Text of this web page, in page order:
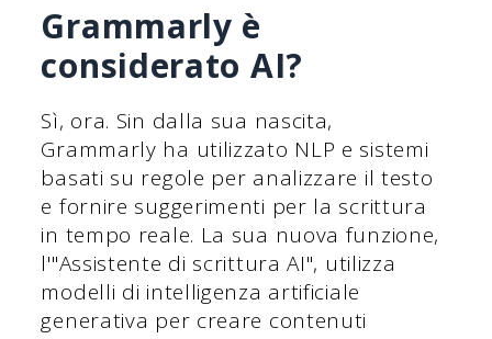
Grammarly è
considerato AI?
Sì, ora. Sin dalla sua nascita,
Grammarly ha utilizzato NLP e sistemi
basati su regole per analizzare il testo
e fornire suggerimenti per la scrittura
in tempo reale. La sua nuova funzione,
l'"Assistente di scrittura AI", utilizza
modelli di intelligenza artificiale
generativa per creare contenuti